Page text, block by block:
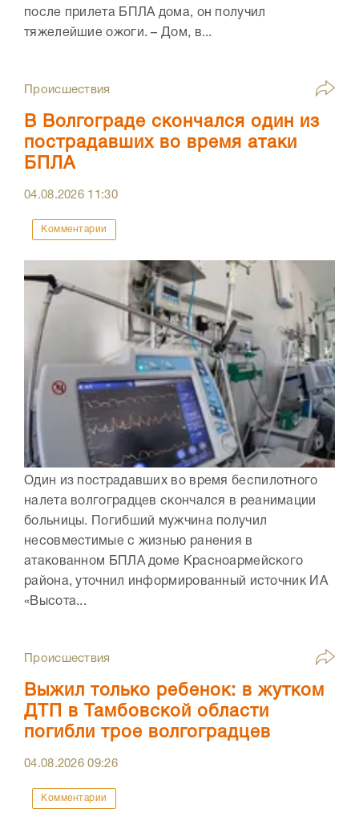
после прилета БПЛА дома, он получил
тяжелейшие ожоги. – Дом, в...
Происшествия
В Волгограде скончался один из
пострадавших во время атаки
БПЛА
04.08.2026 11:30
Комментарии
Один из пострадавших во время беспилотного
налета волгоградцев скончался в реанимации
больницы. Погибший мужчина получил
несовместимые с жизнью ранения в
атакованном БПЛА доме Красноармейского
района, уточнил информированный источник ИА
«Высота...
Происшествия
Выжил только ребенок: в жутком
ДТП в Тамбовской области
погибли трое волгоградцев
04.08.202609:26
Комментарии